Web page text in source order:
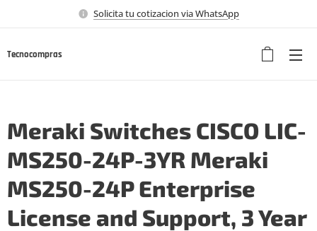
Solicita tu cotizacion via WhatsApp
Tecnocompras
Meraki Switches CISCO LIC-
MS250-24P-3YR Meraki
MS250-24P Enterprise
License and Support, 3 Year